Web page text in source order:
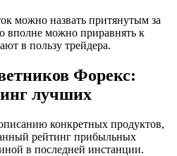
можно назвать притянутым за
вполне можно приравнять к
в пользу трейдера.
Форекс:
лучших
конкретных продуктов,
рейтинг прибыльных
в последней инстанции.